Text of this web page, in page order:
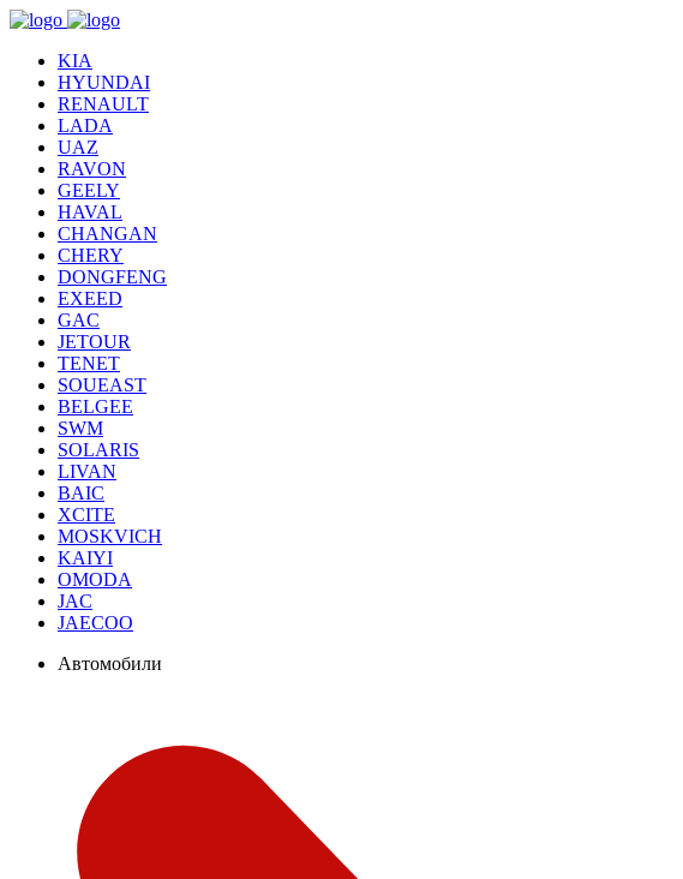
KIA
HYUNDAI
RENAULT
LADA
UAZ
RAVON
GEELY
HAVAL
CHANGAN
CHERY
DONGFENG
EXEED
GAC
JETOUR
TENET
SOUEAST
BELGEE
SWM
SOLARIS
LIVAN
BAIC
XCITE
MOSKVICH
KAIYI
OMODA
JAC
JAECOO
Автомобили